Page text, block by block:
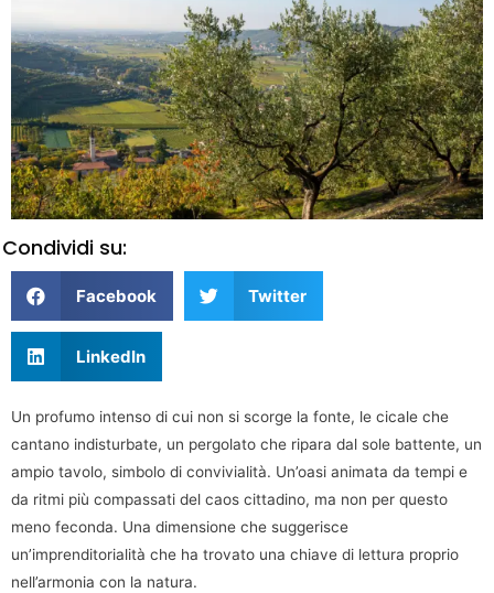
Condividi su:
Facebook Twitter
LinkedIn
Un profumo intenso di cui non si scorge la fonte, le cicale che
cantano indisturbate, un pergolato che ripara dal sole battente, un
ampio tavolo, simbolo di convivialità. Un’oasi animata da tempi e
da ritmi più compassati del caos cittadino, ma non per questo
meno feconda. Una dimensione che suggerisce
un’imprenditorialità che ha trovato una chiave di lettura proprio
nell’armonia con la natura.